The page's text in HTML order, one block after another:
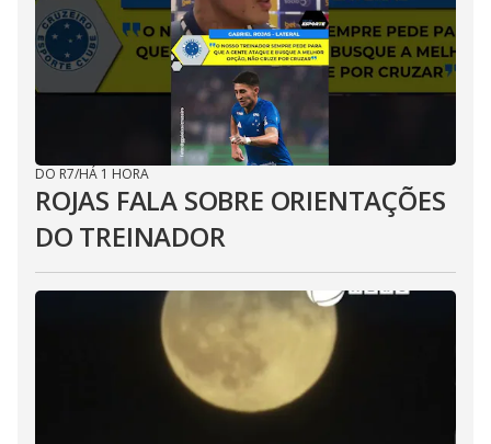
DO R7/HÁ 1 HORA
ROJAS FALA SOBRE ORIENTAÇÕES
DO TREINADOR